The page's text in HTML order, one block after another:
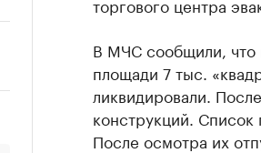
В МЧС сообщили, что
площади 7 тыс.
ликвидировали.
конструкций.
После осмотра их